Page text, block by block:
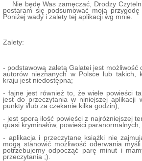
Nie będę Was zamęczać, Drodzy
postaram się podsumować moją
Poniżej wady i zalety tej aplikacji wg mnie.
Zalety:
- podstawową zaletą Galatei jest możliwość
autorów nieznanych w Polsce lub takich,
kraju jest niedostępna;
- fajne jest również to, że wiele powieści
jest do przeczytania w niniejszej aplikacji
punkty i/lub za czekanie kilka godzin);
- jest spora ilość powieści z najróżniejszej
quasi kryminałów, powieści
- aplikacja i przeczytane książki nie
mogą stanowić możliwość oderwania
potrzebujemy odpocząć parę minut i
przeczytania ;).